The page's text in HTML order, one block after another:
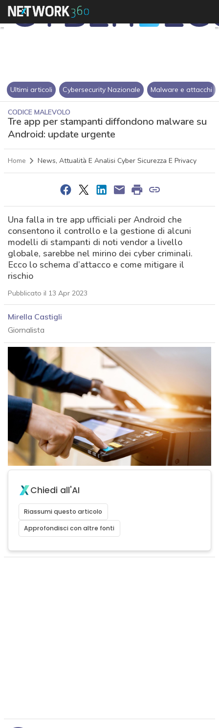
Ultimi articoli Cybersecurity Nazionale Malware e attacchi
CODICE MALEVOLO
Tre app per stampanti diffondono malware su
Android: update urgente
Home News, Attualità E Analisi Cyber Sicurezza E Privacy
Una falla in tre app ufficiali per Android che
consentono il controllo e la gestione di alcuni
modelli di stampanti di noti vendor a livello
globale, sarebbe nel mirino dei cyber criminali.
Ecco lo schema d’attacco e come mitigare il
rischio
Pubblicato il 13 Apr 2023
Mirella Castigli
Giornalista
Chiedi all'AI
Riassumi questo articolo
Approfondisci con altre fonti